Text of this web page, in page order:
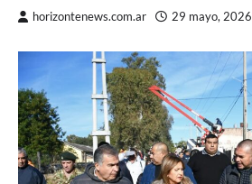
horizontenews.com.ar 29 mayo, 2026